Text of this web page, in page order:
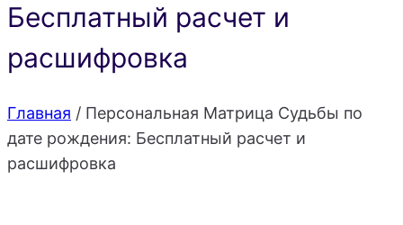
Бесплатный расчет и
расшифровка
Главная / Персональная Матрица Судьбы по
дате рождения: Бесплатный расчет и
расшифровка